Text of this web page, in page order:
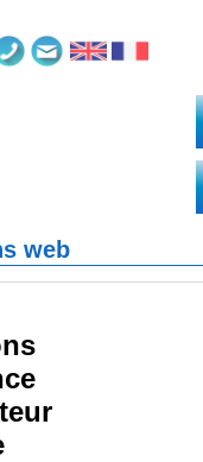
Web
Catalogue
web